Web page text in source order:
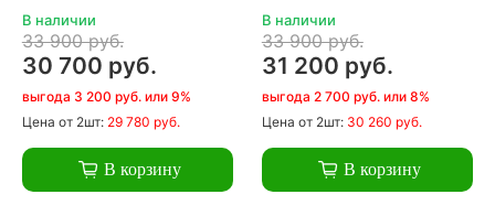
В наличии
33 900 руб.
30 700 руб.
выгода 3 200 руб. или 9%
Цена от 2шт: 29 780 руб.
В корзину
В наличии
33 900 руб.
31 200 руб.
выгода 2 700 руб. или 8%
Цена от 2шт: 30 260 руб.
В корзину